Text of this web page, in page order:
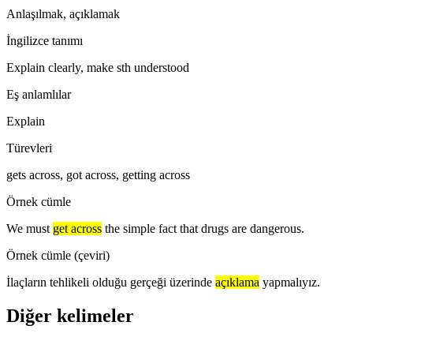
Anlaşılmak, açıklamak
İngilizce tanımı
Explain clearly, make sth understood
Eş anlamlılar
Explain
Türevleri
gets across, got across, getting across
Örnek cümle
We must get across the simple fact that drugs are dangerous.
Örnek cümle (çeviri)
İlaçların tehlikeli olduğu gerçeği üzerinde açıklama yapmalıyız.
Diğer kelimeler